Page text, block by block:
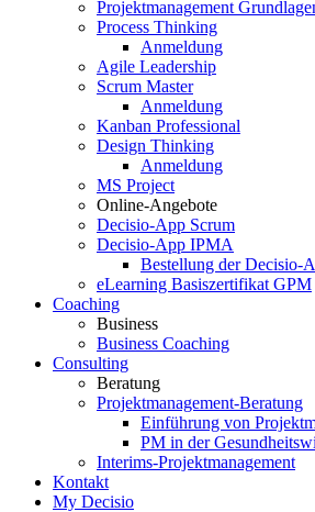
Projektmanagement
Process Thinking
Anmeldung
Agile Leadership
Scrum Master
Anmeldung
Kanban Professional
Design Thinking
Anmeldung
MS Project
Online-Angebote
Decisio-App Scrum
Decisio-App IPMA
Bestellung der Decisio-
eLearning Basiszertifikat GPM
Coaching
Business
Business Coaching
Consulting
Beratung
Projektmanagement-Beratung
Einführung von
PM in der
Interims-Projektmanagement
Kontakt
My Decisio